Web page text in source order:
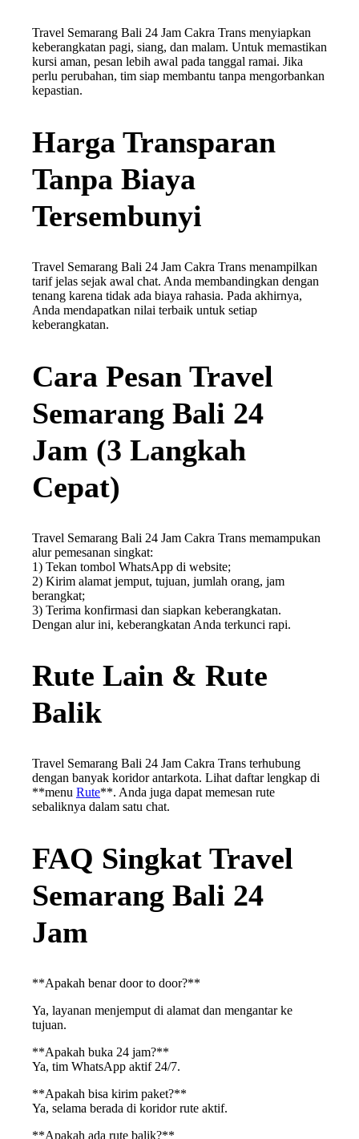
Travel Semarang Bali 24 Jam Cakra Trans menyiapkan
keberangkatan pagi, siang, dan malam. Untuk memastikan
kursi aman, pesan lebih awal pada tanggal ramai. Jika
perlu perubahan, tim siap membantu tanpa mengorbankan
kepastian.
Harga Transparan
Tanpa Biaya
Tersembunyi
Travel Semarang Bali 24 Jam Cakra Trans menampilkan
tarif jelas sejak awal chat. Anda membandingkan dengan
tenang karena tidak ada biaya rahasia. Pada akhirnya,
Anda mendapatkan nilai terbaik untuk setiap
keberangkatan.
Cara Pesan Travel
Semarang Bali 24
Jam (3 Langkah
Cepat)
Travel Semarang Bali 24 Jam Cakra Trans memampukan
alur pemesanan singkat:
1) Tekan tombol WhatsApp di website;
2) Kirim alamat jemput, tujuan, jumlah orang, jam
berangkat;
3) Terima konfirmasi dan siapkan keberangkatan.
Dengan alur ini, keberangkatan Anda terkunci rapi.
Rute Lain & Rute
Balik
Travel Semarang Bali 24 Jam Cakra Trans terhubung
dengan banyak koridor antarkota. Lihat daftar lengkap di
**menu Rute**. Anda juga dapat memesan rute
sebaliknya dalam satu chat.
FAQ Singkat Travel
Semarang Bali 24
Jam
**Apakah benar door to door?**
Ya, layanan menjemput di alamat dan mengantar ke
tujuan.
**Apakah buka 24 jam?**
Ya, tim WhatsApp aktif 24/7.
**Apakah bisa kirim paket?**
Ya, selama berada di koridor rute aktif.
**Apakah ada rute balik?**